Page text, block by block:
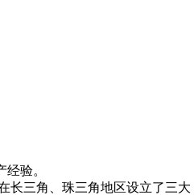
验。
三角、珠三角地区设立了三大